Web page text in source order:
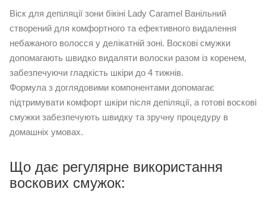
Віск для депіляції зони бікіні Lady Caramel Ванільний
створений для комфортного та ефективного видалення
небажаного волосся у делікатній зоні. Воскові смужки
допомагають швидко видаляти волоски разом із коренем,
забезпечуючи гладкість шкіри до 4 тижнів.
Формула з доглядовими компонентами допомагає
підтримувати комфорт шкіри після депіляції, а готові воскові
смужки забезпечують швидку та зручну процедуру в
домашніх умовах.
Що дає регулярне використання
воскових смужок: